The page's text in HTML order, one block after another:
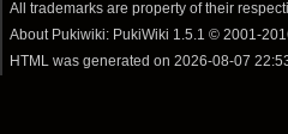
All trademarks are property of their
About Pukiwiki: PukiWiki 1.5.1 © 2001-
HTML was generated on2026-08-07